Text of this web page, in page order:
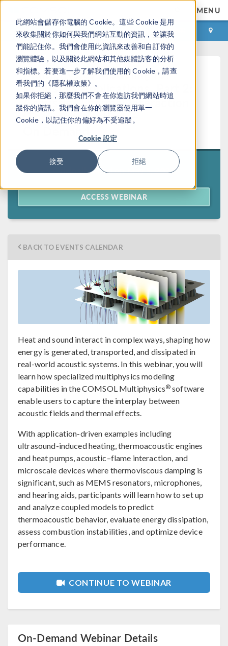
此網站會儲存你電腦的 Cookie。這些 Cookie 是用
來收集關於你如何與我們網站互動的資訊，並讓我
們能記住你。我們會使用此資訊來改善和自訂你的
瀏覽體驗，以及關於此網站和其他媒體訪客的分析
和指標。若要進一步了解我們使用的 Cookie，請查
看我們的《隱私權政策》。
如果你拒絕，那麼我們不會在你造訪我們網站時追
蹤你的資訊。我們會在你的瀏覽器使用單一
Cookie，以記住你的偏好為不受追蹤。
Cookie 設定
接受 拒絕
MENU
登录 咨询与购买
Multiphysics Modeling for
Acoustics Applications, Part 2:
Acoustic–Thermal Interaction
(Thermoacoustics) —
On Demand
Originally aired onMay 5, 2026
ACCESS WEBINAR
BACK TO EVENTS CALENDAR
Heat and sound interact in complex ways, shaping how
energy is generated, transported, and dissipated in
real-world acoustic systems. In this webinar, you will
learn how specialized multiphysics modeling
capabilities in the COMSOL Multiphysics® software
enable users to capture the interplay between
acoustic fields and thermal effects.
With application-driven examples including
ultrasound-induced heating, thermoacoustic engines
and heat pumps, acoustic–flame interaction, and
microscale devices where thermoviscous damping is
significant, such as MEMS resonators, microphones,
and hearing aids, participants will learn how to set up
and analyze coupled models to predict
thermoacoustic behavior, evaluate energy dissipation,
assess combustion instabilities, and optimize device
performance.
CONTINUE TO WEBINAR
On-Demand Webinar Details